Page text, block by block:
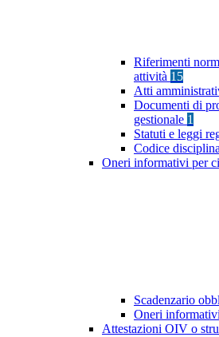
Riferimenti
attività 15
Atti
Documenti di
gestionale 1
Statuti e leggi
Codice
Oneri informativi per
Scadenzario
Oneri
Attestazioni OIV o